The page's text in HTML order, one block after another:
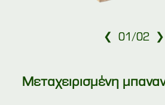
❮ 01/02 ❯
Μεταχειρισμένη